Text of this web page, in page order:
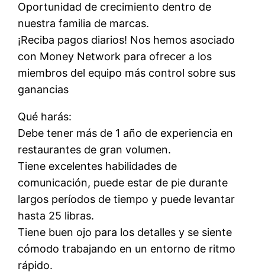
Oportunidad de crecimiento dentro de
nuestra familia de marcas.
¡Reciba pagos diarios! Nos hemos asociado
con Money Network para ofrecer a los
miembros del equipo más control sobre sus
ganancias
Qué harás:
Debe tener más de 1 año de experiencia en
restaurantes de gran volumen.
Tiene excelentes habilidades de
comunicación, puede estar de pie durante
largos períodos de tiempo y puede levantar
hasta 25 libras.
Tiene buen ojo para los detalles y se siente
cómodo trabajando en un entorno de ritmo
rápido.